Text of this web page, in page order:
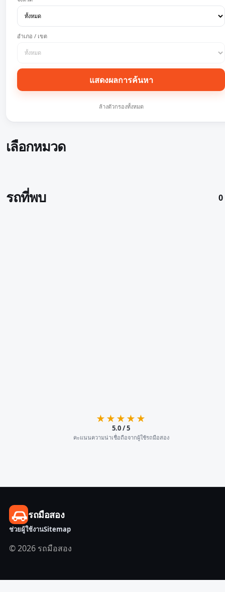
อำเภอ / เขต
แสดงผลการค้นหา
ล้างตัวกรองทั้งหมด
เลือกหมวด
รถที่พบ
★★★★★
5.0 / 5
คะแนนความน่าเชื่อถือจากผู้ใช้รถมือสอง
รถมือสอง
ช่วยผู้ใช้งานSitemap
© 2026 รถมือสอง